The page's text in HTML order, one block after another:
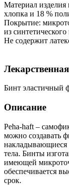
Материал изделия
хлопка и 18 %
Покрытие:
из синтетического
Не содержит
Бинт эластичный
Описание
Peha-haft –
можно создавать
накладывающиеся
тела. Бинты
имеющей
обеспечивается
срок.